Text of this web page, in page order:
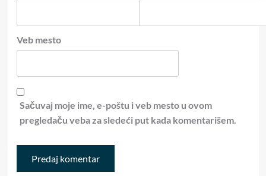
Veb mesto
Sačuvaj moje ime, e-poštu i veb mesto u ovom
pregledaču veba za sledeći put kada komentarišem.